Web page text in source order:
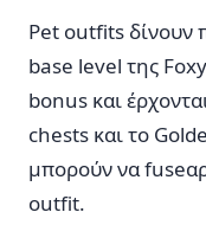
Pet outfits δίνουν
base level της
bonus και
chests και το
μπορούν να
outfit.